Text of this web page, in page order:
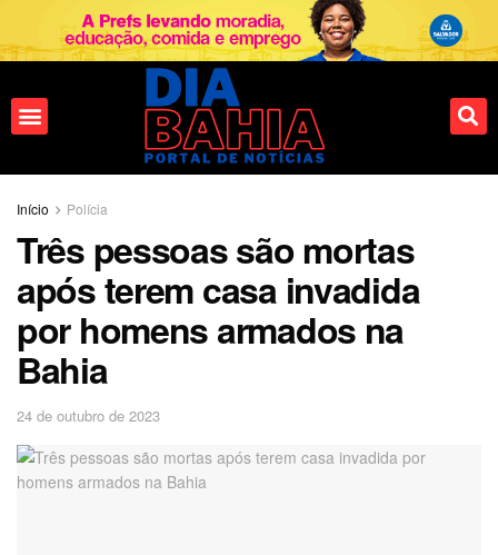
Início Polícia
Três pessoas são mortas
após terem casa invadida
por homens armados na
Bahia
24 de outubro de 2023